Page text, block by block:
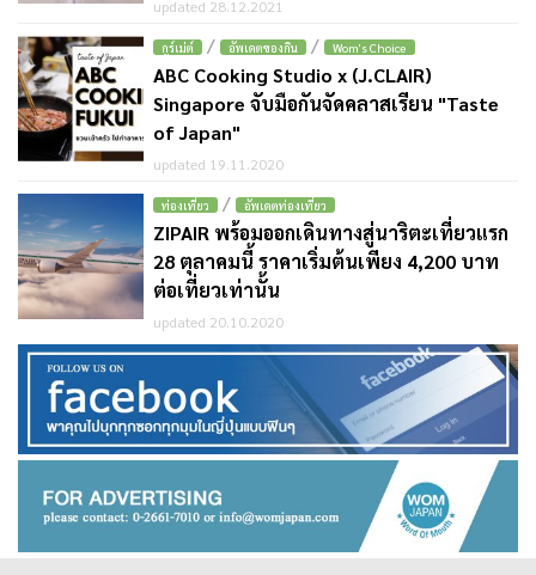
updated 28.12.2021
กูร์เม่ต์ / อัพเดตของกิน / Wom's Choice
ABC Cooking Studio x (J.CLAIR)
Singapore จับมือกันจัดคลาสเรียน "Taste
of Japan"
updated 19.11.2020
ท่องเที่ยว / อัพเดตท่องเที่ยว
ZIPAIR พร้อมออกเดินทางสู่นาริตะเที่ยวแรก
28 ตุลาคมนี้ ราคาเริ่มต้นเพียง 4,200 บาท
ต่อเที่ยวเท่านั้น
updated 20.10.2020